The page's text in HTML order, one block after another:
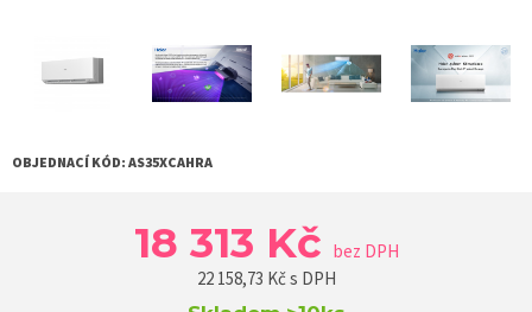
OBJEDNACÍ KÓD: AS35XCAHRA
18 313 Kč bez DPH
22 158,73 Kč s DPH